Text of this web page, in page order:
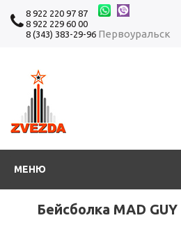
8 922 220 97 87
8 922 229 60 00
8 (343) 383-29-96 Первоуральск
МЕНЮ
Бейсболка MAD